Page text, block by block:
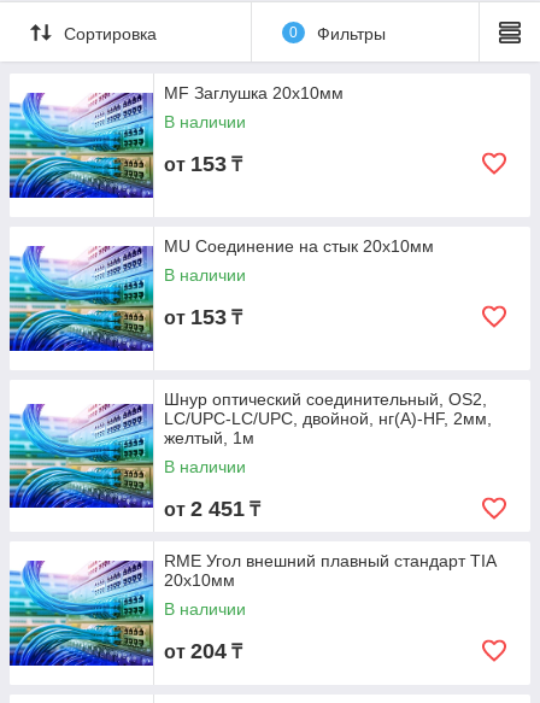
Сортировка 0 Фильтры
MF Заглушка 20х10мм
В наличии
от 153 ₸
MU Соединение на стык 20х10мм
В наличии
от 153 ₸
Шнур оптический соединительный, OS2,
LC/UPC-LC/UPC, двойной, нг(А)-HF, 2мм,
желтый, 1м
В наличии
от 2 451 ₸
RME Угол внешний плавный стандарт TIA
20х10мм
В наличии
от 204 ₸